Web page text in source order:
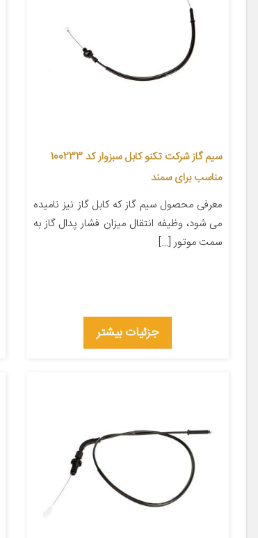
سیم گاز شرکت تکنو کابل سبزوار کد 100233
مناسب برای سمند
معرفی محصول سیم گاز که کابل گاز نیز نامیده
می شود، وظیفه انتقال میزان فشار پدال گاز به
سمت موتور […]
جزئیات بیشتر